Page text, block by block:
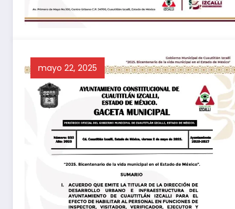
mayo 22, 2025